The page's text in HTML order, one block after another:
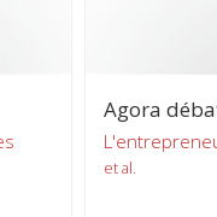
Agora
et al.